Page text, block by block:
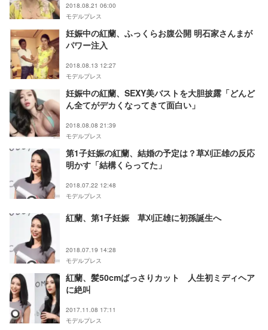
2018.08.21 06:00
モデルプレス
妊娠中の紅蘭、ふっくらお腹公開 明石家さんまが
パワー注入
2018.08.13 12:27
モデルプレス
妊娠中の紅蘭、SEXY美バストを大胆披露「どんど
ん全てがデカくなってきて面白い」
2018.08.08 21:39
モデルプレス
第1子妊娠の紅蘭、結婚の予定は？草刈正雄の反応
明かす「結構くらってた」
2018.07.22 12:48
モデルプレス
紅蘭、第1子妊娠 草刈正雄に初孫誕生へ
2018.07.19 14:28
モデルプレス
紅蘭、髪50cmばっさりカット 人生初ミディヘア
に絶叫
2017.11.08 17:11
モデルプレス